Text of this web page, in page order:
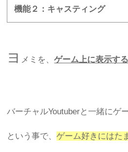
機能２：キャスティング
ヨ メミを、ゲーム上に表示す
バーチャルYoutuberと一緒にゲ
という事で、ゲーム好きにはた